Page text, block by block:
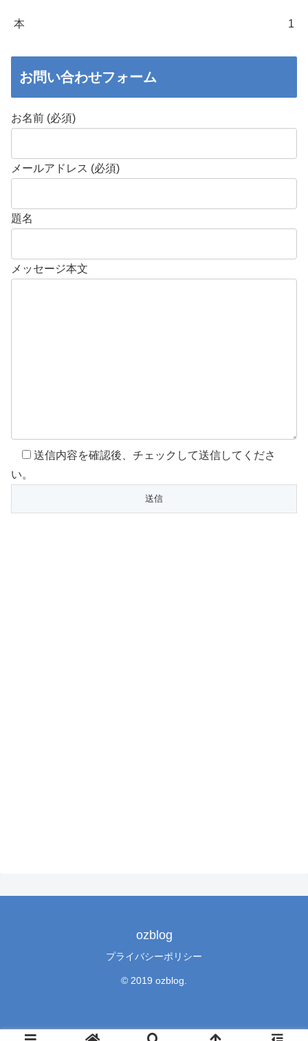
本 1
お問い合わせフォーム
お名前 (必須)
メールアドレス (必須)
題名
メッセージ本文
送信内容を確認後、チェックして送信してくださ
い。
ozblog
プライバシーポリシー
© 2019 ozblog.